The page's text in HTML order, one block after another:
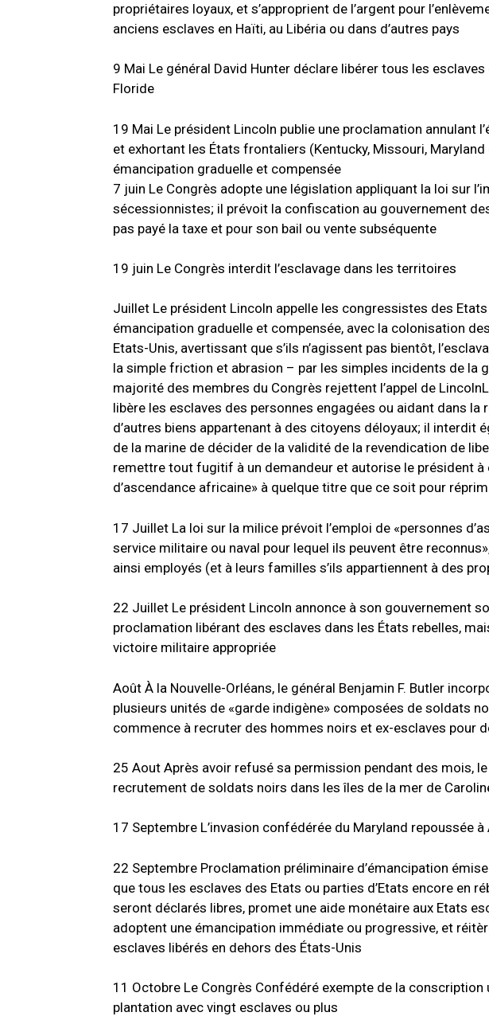
propriétaires loyaux, et s’approprient de l’argent pour
anciens esclaves en Haïti, au Libéria ou dans d’autres pays
9 Mai Le général David Hunter déclare libérer tous les
Floride
19 Mai Le président Lincoln publie une proclamation annulant
et exhortant les États frontaliers (Kentucky, Missouri,
émancipation graduelle et compensée
7 juin Le Congrès adopte une législation appliquant la loi sur
sécessionnistes; il prévoit la confiscation au gouvernement
pas payé la taxe et pour son bail ou vente subséquente
19 juin Le Congrès interdit l’esclavage dans les territoires
Juillet Le président Lincoln appelle les congressistes des
émancipation graduelle et compensée, avec la colonisation
Etats-Unis, avertissant que s’ils n’agissent pas bientôt,
la simple friction et abrasion – par les simples incidents de la
majorité des membres du Congrès rejettent l’appel de Lincoln
libère les esclaves des personnes engagées ou aidant dans la
d’autres biens appartenant à des citoyens déloyaux; il interdit
de la marine de décider de la validité de la revendication de
remettre tout fugitif à un demandeur et autorise le président à
d’ascendance africaine» à quelque titre que ce soit pour
17 Juillet La loi sur la milice prévoit l’emploi de «personnes
service militaire ou naval pour lequel ils peuvent être
ainsi employés (et à leurs familles s’ils appartiennent à des
22 Juillet Le président Lincoln annonce à son gouvernement
proclamation libérant des esclaves dans les États rebelles,
victoire militaire appropriée
Août À la Nouvelle-Orléans, le général Benjamin F. Butler
plusieurs unités de «garde indigène» composées de soldats
commence à recruter des hommes noirs et ex-esclaves pour
25 Aout Après avoir refusé sa permission pendant des mois,
recrutement de soldats noirs dans les îles de la mer de
17 Septembre L’invasion confédérée du Maryland repoussée
22 Septembre Proclamation préliminaire d’émancipation
que tous les esclaves des Etats ou parties d’Etats encore en
seront déclarés libres, promet une aide monétaire aux Etats
adoptent une émancipation immédiate ou progressive, et
esclaves libérés en dehors des États-Unis
11 Octobre Le Congrès Confédéré exempte de la conscription
plantation avec vingt esclaves ou plus